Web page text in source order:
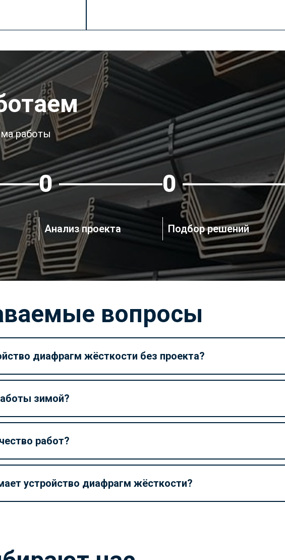
работы
2
Анализ проекта
3
Подбор решений
вопросы
диафрагм жёсткости без проекта?
зимой?
работ?
устройство диафрагм жёсткости?